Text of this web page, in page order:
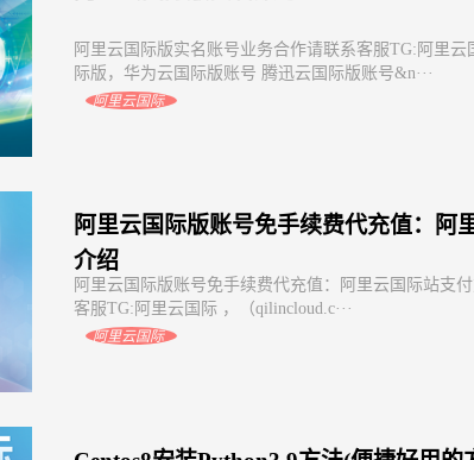
阿里云国际版实名账号业务合作请联系客服TG:阿里云
际版，华为云国际版账号 腾迅云国际版账号&n···
阿里云国际
阿里云国际版账号免手续费代充值：阿
介绍
阿里云国际版账号免手续费代充值：阿里云国际站支
客服TG:阿里云国际 ，（qilincloud.c···
阿里云国际